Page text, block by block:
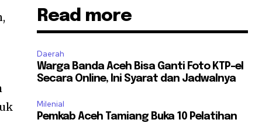
Read more
Daerah
Warga Banda Aceh Bisa Ganti Foto KTP-el
Secara Online, Ini Syarat dan Jadwalnya
Milenial
Pemkab Aceh Tamiang Buka 10 Pelatihan